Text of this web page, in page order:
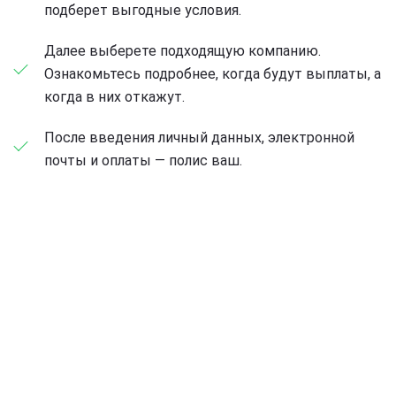
подберет выгодные условия.
Далее выберете подходящую компанию.
Ознакомьтесь подробнее, когда будут выплаты, а
когда в них откажут.
После введения личный данных, электронной
почты и оплаты — полис ваш.